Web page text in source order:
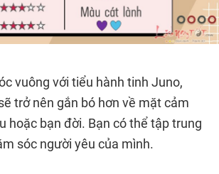
vuông với tiểu hành tinh Juno,
trở nên gắn bó hơn về mặt cảm
hoặc bạn đời. Bạn có thể tập trung
sóc người yêu của mình.